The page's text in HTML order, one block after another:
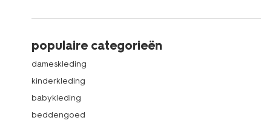
populaire categorieën
dameskleding
kinderkleding
babykleding
beddengoed